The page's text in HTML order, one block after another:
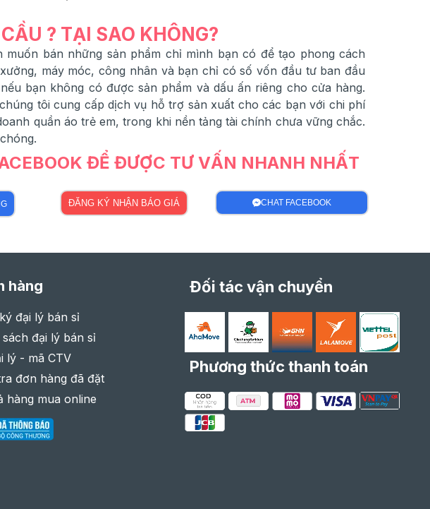
? TẠI SAO KHÔNG?
bán những sản phẩm chỉ mình bạn có để tạo phong cách
máy móc, công nhân và bạn chỉ có số vốn đầu tư ban đầu
bạn không có được sản phẩm và dấu ấn riêng cho cửa hàng.
tôi cung cấp dịch vụ hỗ trợ sản xuất cho các bạn với chi phí
quần áo trẻ em, trong khi nền tảng tài chính chưa vững chắc.
ĐỂ ĐƯỢC TƯ VẤN NHANH NHẤT
ĐĂNG KÝ NHẬN BÁO GIÁ CHAT FACEBOOK
hàng
đại lý bán sỉ
đại lý bán sỉ
lý - mã CTV
đơn hàng đã đặt
hàng mua online
Đối tác vận chuyển
Phương thức thanh toán